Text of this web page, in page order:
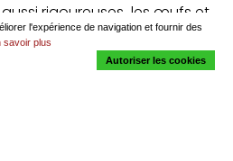
rigoureuses les œufs et
vous trouverez chez nous.
soit dans des formules
l'expérience de navigation et fournir des
savoir plus
Autoriser les cookies